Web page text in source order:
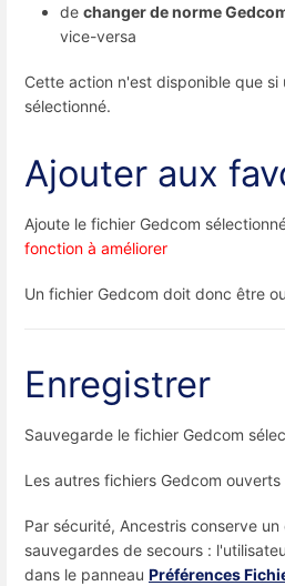
de changer de norme
vice-versa
Cette action n'est disponible que si
sélectionné.
Ajouter aux
Ajoute le fichier Gedcom
fonction à améliorer
Un fichier Gedcom doit donc être
Enregistrer
Sauvegarde le fichier Gedcom
Les autres fichiers Gedcom
Par sécurité, Ancestris conserve
sauvegardes de secours :
dans le panneau Préférences